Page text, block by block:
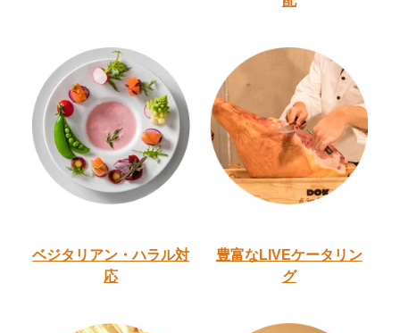
ベジタリアン・ハラル対
応
豊富なLIVEケータリン
グ